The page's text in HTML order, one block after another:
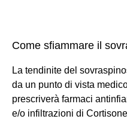
Come sfiammare il
La tendinite del
da un punto di vista
prescriverà farmaci
e/o infiltrazioni di